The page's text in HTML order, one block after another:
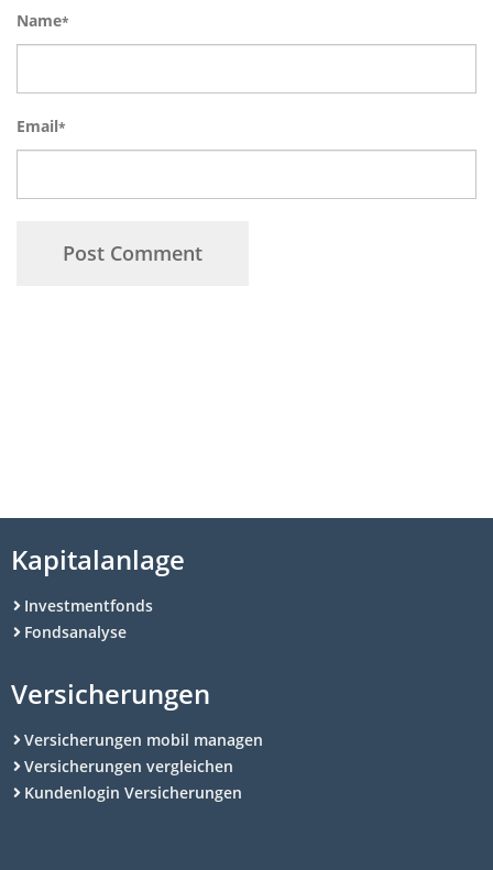
Name*
Email*
Kapitalanlage
Investmentfonds
Fondsanalyse
Versicherungen
Versicherungen mobil managen
Versicherungen vergleichen
Kundenlogin Versicherungen